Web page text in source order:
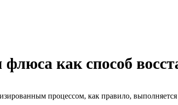
как способ
процессом, как правило,